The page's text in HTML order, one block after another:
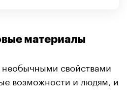
материалы
свойствами
возможности и людям, и